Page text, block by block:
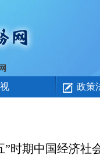
政策
”时期中国经济社